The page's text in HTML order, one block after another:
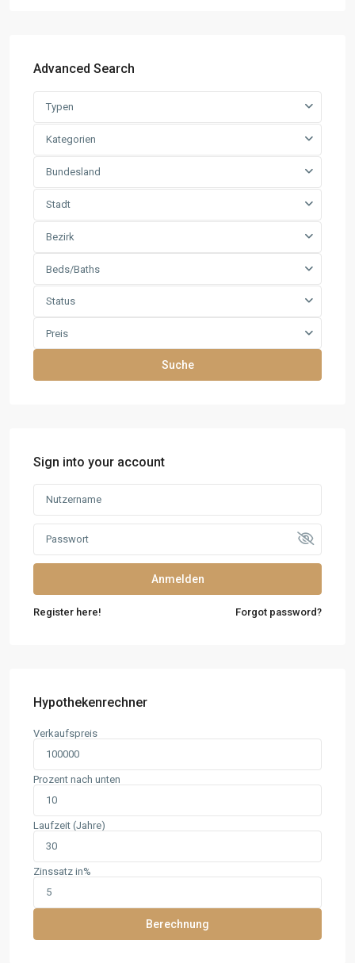
Advanced Search
Typen
Kategorien
Bundesland
Stadt
Bezirk
Beds/Baths
Status
Preis
Suche
Sign into your account
Anmelden
Register here! Forgot password?
Hypothekenrechner
Verkaufspreis
Prozent nach unten
Laufzeit (Jahre)
Zinssatz in%
Berechnung